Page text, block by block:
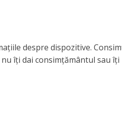
despre dispozitive.
îți dai consimțământul sau